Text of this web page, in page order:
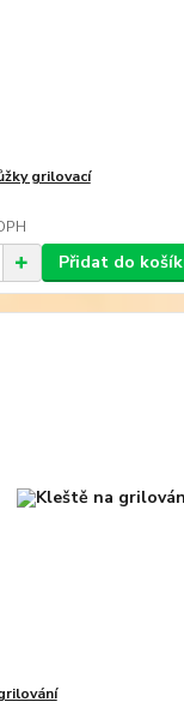
grilovací
Přidat do